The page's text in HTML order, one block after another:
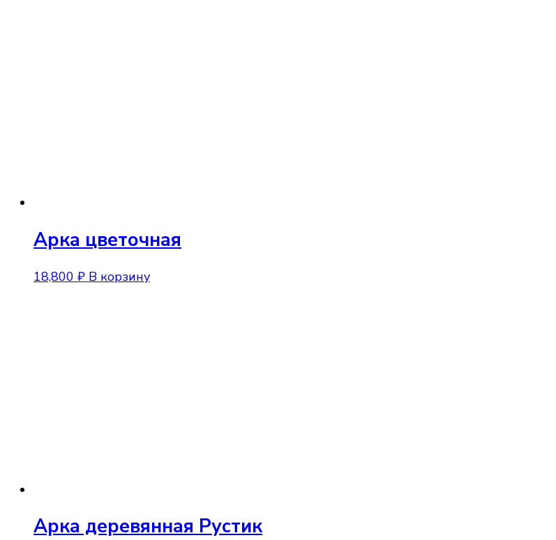
Арка цветочная
18,800 ₽ В корзину
Арка деревянная Рустик